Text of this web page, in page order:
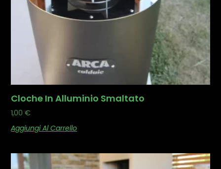
Cloche In Alluminio Smaltato
1,00€
Aggiungi Al Carrello